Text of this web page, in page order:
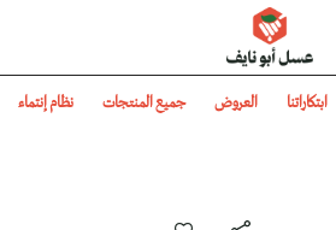
عسل أبو نايف
ابتكاراتنا العروض جميع المنتجات نظام إنتماء